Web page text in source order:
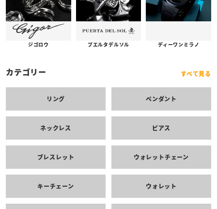
ジゴロウ プエルタデルソル ディーワンミラノ
カテゴリー すべて見る
リング ペンダント
ネックレス ピアス
ブレスレット ウォレットチェーン
キーチェーン ウォレット